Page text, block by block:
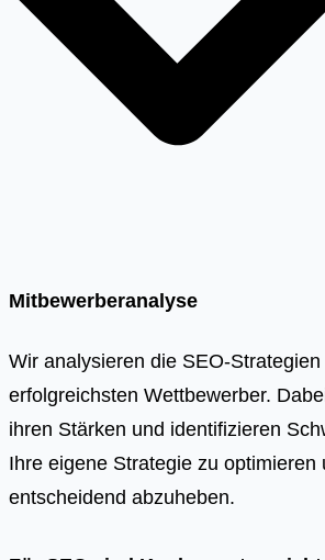
Mitbewerberanalyse
Wir analysieren die SEO-
erfolgreichsten Wettbewerber.
ihren Stärken und identifizieren
Ihre eigene Strategie zu optimieren
entscheidend abzuheben.